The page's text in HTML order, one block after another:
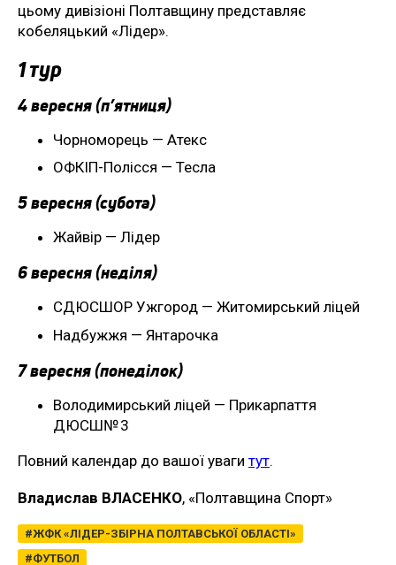
цьому дивізіоні Полтавщину представляє
кобеляцький «Лідер».
1 тур
4 вересня (п’ятниця)
Чорноморець — Атекс
ОФКІП-Полісся — Тесла
5 вересня (субота)
Жайвір — Лідер
6 вересня (неділя)
СДЮСШОР Ужгород — Житомирський ліцей
Надбужжя — Янтарочка
7 вересня (понеділок)
Володимирський ліцей — Прикарпаття
ДЮСШ№ 3
Повний календар до вашої уваги тут.
Владислав ВЛАСЕНКО, «Полтавщина Спорт»
ЖФК «ЛІДЕР-ЗБІРНА ПОЛТАВСЬКОЇ ОБЛАСТІ»
ФУТБОЛ